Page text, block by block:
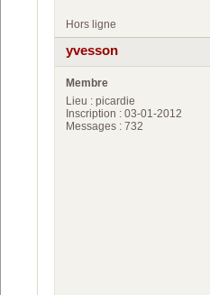
Hors ligne
yvesson
Membre
Lieu : picardie
Inscription : 03-01-2012
Messages : 732